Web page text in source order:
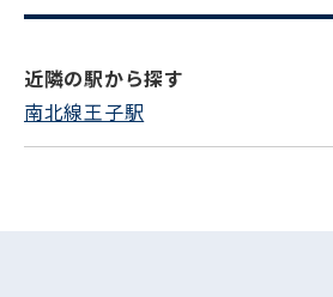
近隣の駅から探す
南北線王子駅